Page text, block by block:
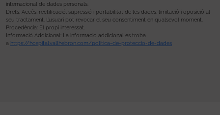
internacional de dades personals.
Drets: Accés, rectificació, supressió i portabilitat de les dades, limitació i oposició al
seu tractament. L’usuari pot revocar el seu consentiment en qualsevol moment.
Procedència: El propi interessat.
Informació Addicional: La informació addicional es troba
a https://hospital.vallhebron.com/politica-de-proteccio-de-dades